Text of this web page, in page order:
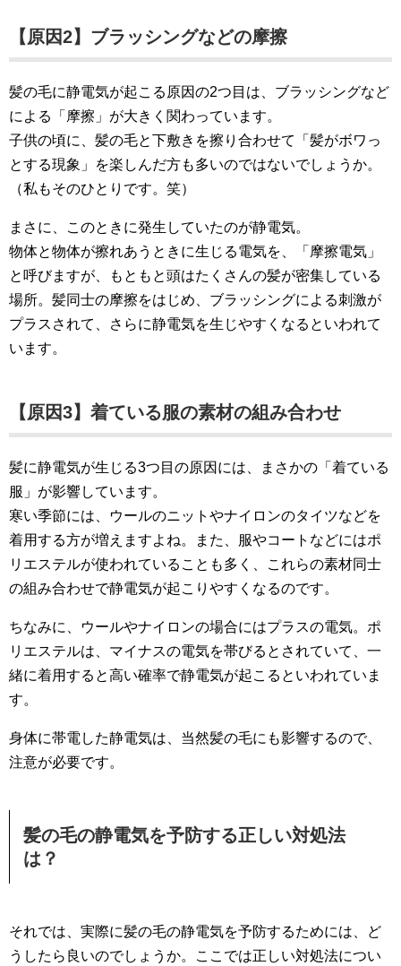
【原因2】ブラッシングなどの摩擦
髪の毛に静電気が起こる原因の2つ目は、ブラッシングなど
による「摩擦」が大きく関わっています。
子供の頃に、髪の毛と下敷きを擦り合わせて「髪がボワっ
とする現象」を楽しんだ方も多いのではないでしょうか。
（私もそのひとりです。笑）
まさに、このときに発生していたのが静電気。
物体と物体が擦れあうときに生じる電気を、「摩擦電気」
と呼びますが、もともと頭はたくさんの髪が密集している
場所。髪同士の摩擦をはじめ、ブラッシングによる刺激が
プラスされて、さらに静電気を生じやすくなるといわれて
います。
【原因3】着ている服の素材の組み合わせ
髪に静電気が生じる3つ目の原因には、まさかの「着ている
服」が影響しています。
寒い季節には、ウールのニットやナイロンのタイツなどを
着用する方が増えますよね。また、服やコートなどにはポ
リエステルが使われていることも多く、これらの素材同士
の組み合わせで静電気が起こりやすくなるのです。
ちなみに、ウールやナイロンの場合にはプラスの電気。ポ
リエステルは、マイナスの電気を帯びるとされていて、一
緒に着用すると高い確率で静電気が起こるといわれていま
す。
身体に帯電した静電気は、当然髪の毛にも影響するので、
注意が必要です。
髪の毛の静電気を予防する正しい対処法
は？
それでは、実際に髪の毛の静電気を予防するためには、ど
うしたら良いのでしょうか。ここでは正しい対処法につい